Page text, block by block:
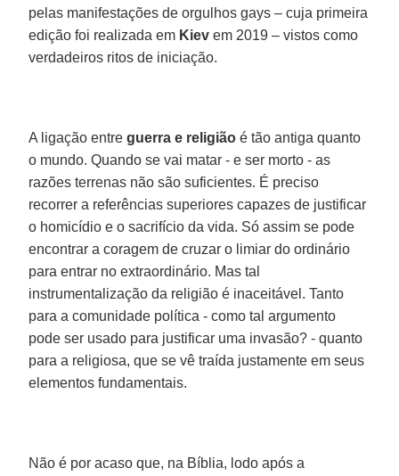
pelas manifestações de orgulhos gays – cuja primeira
edição foi realizada em Kiev em 2019 – vistos como
verdadeiros ritos de iniciação.
A ligação entreguerra e religião é tão antiga quanto
o mundo. Quando se vai matar - e ser morto - as
razões terrenas não são suficientes. É preciso
recorrer a referências superiores capazes de justificar
o homicídio e o sacrifício da vida. Só assim se pode
encontrar a coragem de cruzar o limiar do ordinário
para entrar no extraordinário. Mas tal
instrumentalização da religião é inaceitável. Tanto
para a comunidade política - como tal argumento
pode ser usado para justificar uma invasão? - quanto
para a religiosa, que se vê traída justamente em seus
elementos fundamentais.
Não é por acaso que, na Bíblia, lodo após a